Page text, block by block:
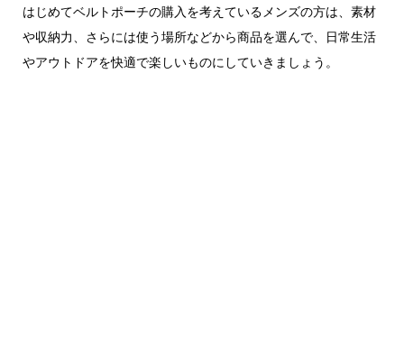
はじめてベルトポーチの購入を考えているメンズの方は、素材
や収納力、さらには使う場所などから商品を選んで、日常生活
やアウトドアを快適で楽しいものにしていきましょう。